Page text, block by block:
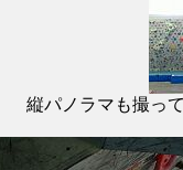
縦パノラマも撮っ